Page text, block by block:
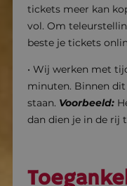
tickets meer kan
vol. Om
beste je tickets
• Wij werken met
minuten. Binnen
staan. Voorbeeld:
dan dien je in de rij